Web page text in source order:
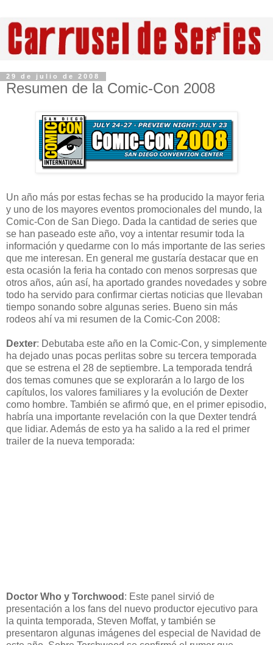
29 de julio de 2008
Resumen de la Comic-Con 2008
Un año más por estas fechas se ha producido la mayor feria
y uno de los mayores eventos promocionales del mundo, la
Comic-Con de San Diego. Dada la cantidad de series que
se han paseado este año, voy a intentar resumir toda la
información y quedarme con lo más importante de las series
que me interesan. En general me gustaría destacar que en
esta ocasión la feria ha contado con menos sorpresas que
otros años, aún así, ha aportado grandes novedades y sobre
todo ha servido para confirmar ciertas noticias que llevaban
tiempo sonando sobre algunas series. Bueno sin más
rodeos ahí va mi resumen de la Comic-Con 2008:
Dexter: Debutaba este año en la Comic-Con, y simplemente
ha dejado unas pocas perlitas sobre su tercera temporada
que se estrena el 28 de septiembre. La temporada tendrá
dos temas comunes que se explorarán a lo largo de los
capítulos, los valores familiares y la evolución de Dexter
como hombre. También se afirmó que, en el primer episodio,
habría una importante revelación con la que Dexter tendrá
que lidiar. Además de esto ya ha salido a la red el primer
trailer de la nueva temporada:
Doctor Who y Torchwood : Este panel sirvió de
presentación a los fans del nuevo productor ejecutivo para
la quinta temporada, Steven Moffat, y también se
presentaron algunas imágenes del especial de Navidad de